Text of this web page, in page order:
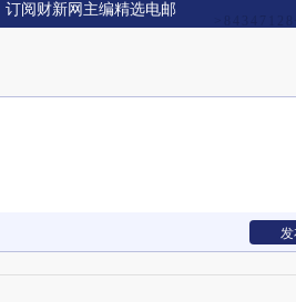
订阅财新网主编精选电邮